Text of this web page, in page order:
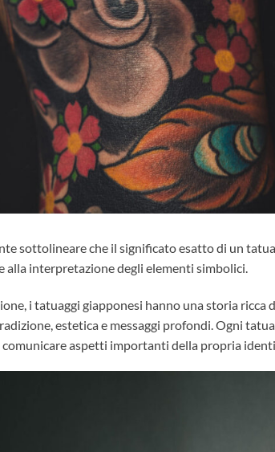
sottolineare che il significato esatto di un
alla interpretazione degli elementi simbolici.
i tatuaggi giapponesi hanno una storia ricca
estetica e messaggi profondi. Ogni
comunicare aspetti importanti della propria